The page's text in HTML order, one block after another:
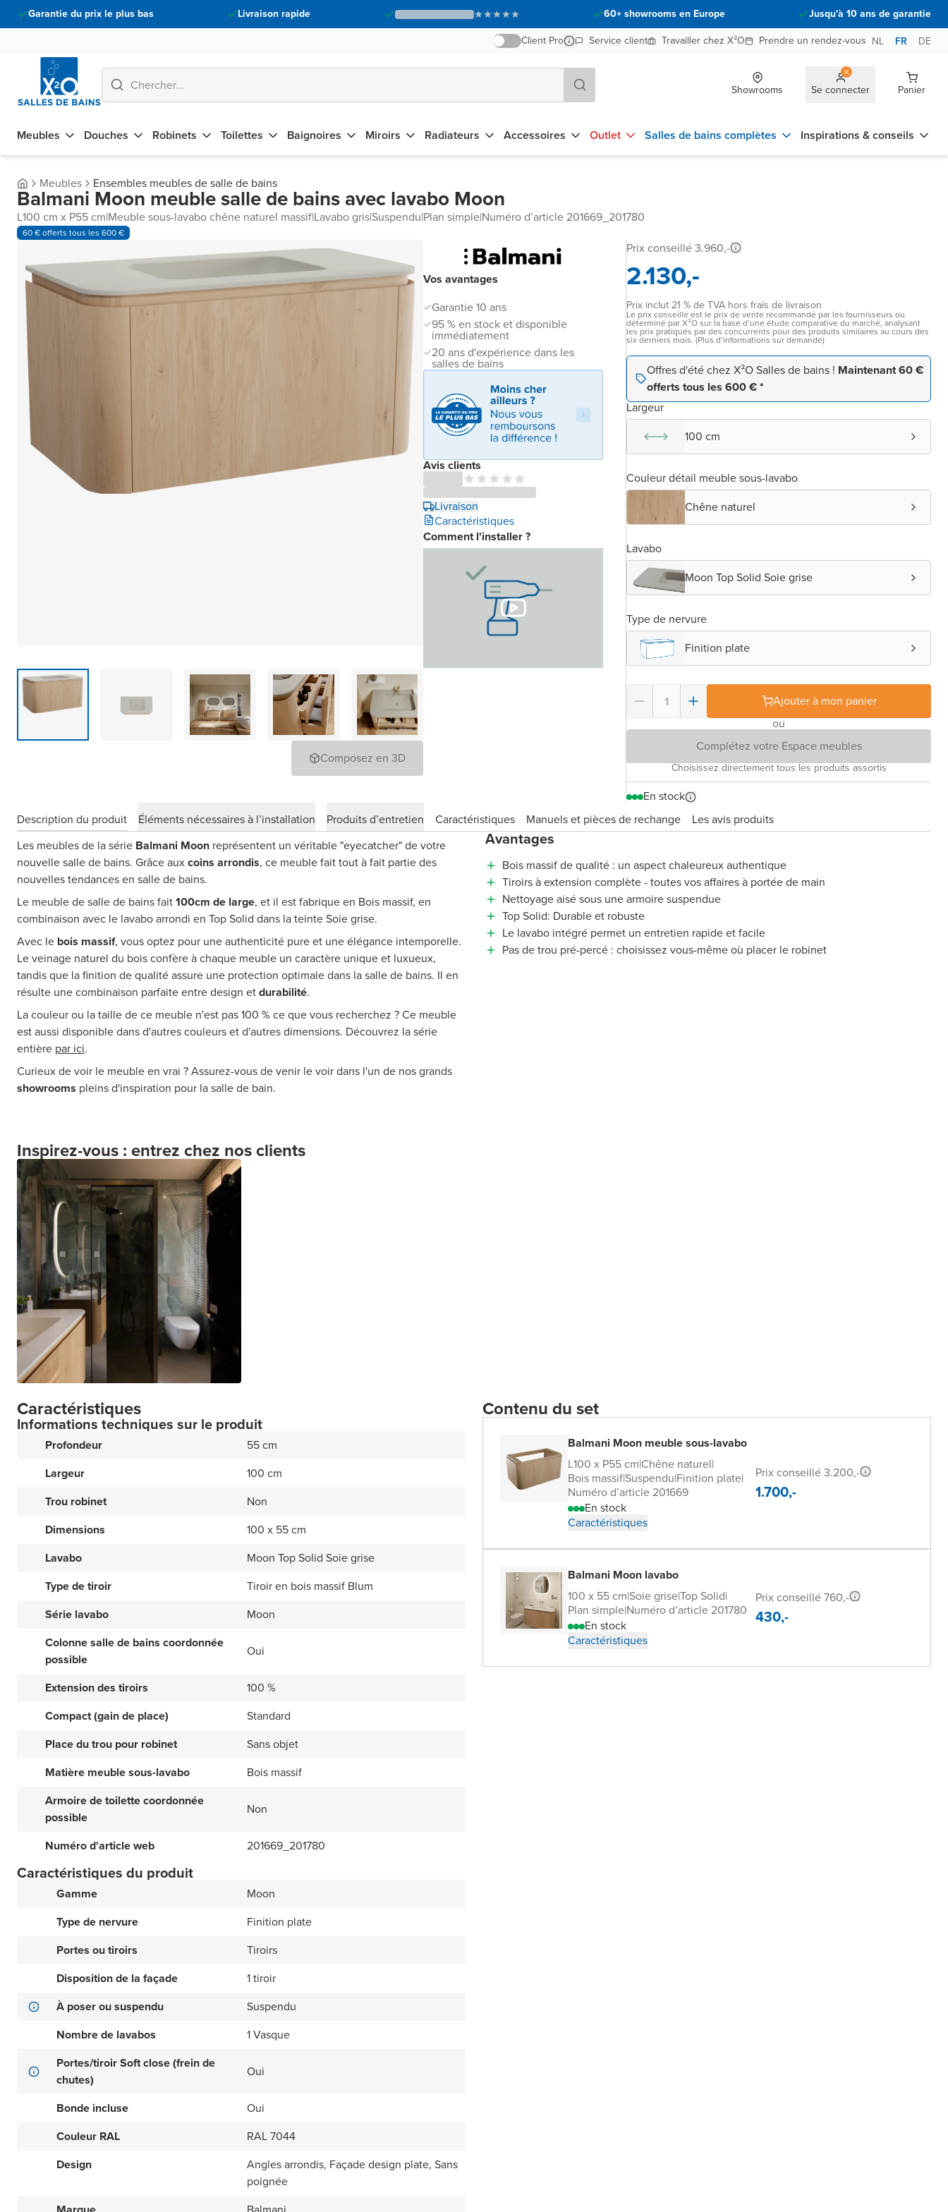
Garantie du prix le plus bas Livraison rapide 60+ showrooms en Europe
Jusqu'à 10 ans de garantie
Client Pro
Service client Travailler chez X²O Prendre un rendez-vous NL FR DE
Showrooms Se connecter Panier
Meubles Douches Robinets Toilettes Baignoires Miroirs Radiateurs Accessoires Outlet Salles de bains complètes Inspirations & conseils
Meubles Ensembles meubles de salle de bains
Balmani Moon meuble salle de bains avec lavabo Moon
L100 cm x P55 cm|Meuble sous-lavabo chêne naturel massif|Lavabo gris|Suspendu|Plan simple|Numéro d’article 201669_201780
60 € offerts tous les 600 €
Composez en 3D
Vos avantages
Garantie 10 ans
95 % en stock et disponible
immédiatement
20 ans d'expérience dans les
salles de bains
Avis clients
Livraison
Caractéristiques
Comment l'installer ?
Prix conseillé 3.960,-
2.130,-
Prix inclut 21 % de TVA hors frais de livraison
Le prix conseillé est le prix de vente recommandé par les fournisseurs ou
déterminé par X²O sur la base d’une étude comparative du marché, analysant
les prix pratiqués par des concurrents pour des produits similaires au cours des
six derniers mois. (Plus d’informations sur demande)
Offres d'été chez X²O Salles de bains ! Maintenant 60 €
offerts tous les 600 € *
Largeur
100 cm
Couleur détail meuble sous-lavabo
Chêne naturel
Lavabo
Moon Top Solid Soie grise
Type de nervure
Finition plate
Ajouter à mon panier
ou
Complétez votre Espace meubles
Choisissez directement tous les produits assortis
En stock
Description du produit
Éléments nécessaires à l’installation Produits d’entretien Caractéristiques Manuels et pièces de rechange
Les avis produits
Les meubles de la série Balmani Moon représentent un véritable "eyecatcher" de votre
nouvelle salle de bains. Grâce auxcoins arrondis, ce meuble fait tout à fait partie des
nouvelles tendances en salle de bains.
Le meuble de salle de bains fait100cm de large, et il est fabrique en Bois massif, en
combinaison avec le lavabo arrondi en Top Solid dans la teinte Soie grise.
Avec le bois massif, vous optez pour une authenticité pure et une élégance intemporelle.
Le veinage naturel du bois confère à chaque meuble un caractère unique et luxueux,
tandis que la finition de qualité assure une protection optimale dans la salle de bains. Il en
résulte une combinaison parfaite entre design etdurabilité.
La couleur ou la taille de ce meuble n'est pas 100 % ce que vous recherchez ? Ce meuble
est aussi disponible dans d'autres couleurs et d'autres dimensions. Découvrez la série
entière par ici.
Curieux de voir le meuble en vrai ? Assurez-vous de venir le voir dans l'un de nos grands
showrooms pleins d'inspiration pour la salle de bain.
Avantages
Bois massif de qualité : un aspect chaleureux authentique
Tiroirs à extension complète - toutes vos affaires à portée de main
Nettoyage aisé sous une armoire suspendue
Top Solid: Durable et robuste
Le lavabo intégré permet un entretien rapide et facile
Pas de trou pré-percé : choisissez vous-même où placer le robinet
Inspirez-vous : entrez chez nos clients
Caractéristiques
Informations techniques sur le produit
Profondeur
55 cm
Largeur
100 cm
Trou robinet
Non
Dimensions
100 x 55 cm
Lavabo
Moon Top Solid Soie grise
Type de tiroir
Tiroir en bois massif Blum
Série lavabo
Moon
Colonne salle de bains coordonnée
possible
Oui
Extension des tiroirs
100 %
Compact (gain de place)
Standard
Place du trou pour robinet
Sans objet
Matière meuble sous-lavabo
Bois massif
Armoire de toilette coordonnée
possible
Non
Numéro d'article web 201669_201780
Caractéristiques du produit
Gamme
Moon
Type de nervure
Finition plate
Portes ou tiroirs
Tiroirs
Disposition de la façade
1 tiroir
À poser ou suspendu
Suspendu
Nombre de lavabos
1 Vasque
Portes/tiroir Soft close (frein de
chutes)
Oui
Bonde incluse
Oui
Couleur RAL
RAL 7044
Design
Angles arrondis, Façade design plate, Sans
poignée
Contenu du set
Balmani Moon meuble sous-lavabo
L100 x P55 cm|Chêne naturel|
Bois massif|Suspendu|Finition plate|
Numéro d’article 201669
En stock
Caractéristiques
Prix conseillé 3.200,-
1.700,-
Balmani Moon lavabo
100 x 55 cm|Soie grise|Top Solid|
Plan simple|Numéro d’article 201780
En stock
Caractéristiques
Prix conseillé 760,-
430,-